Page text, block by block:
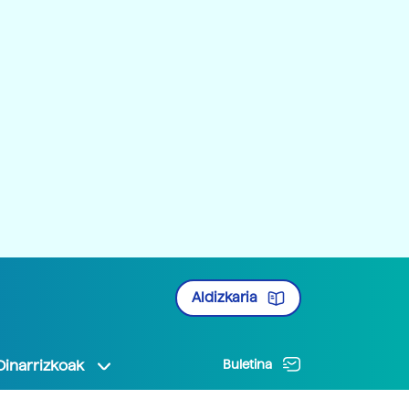
Aldizkaria
Buletina